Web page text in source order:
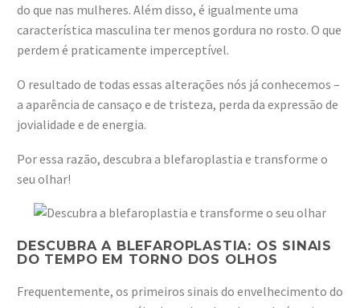
do que nas mulheres. Além disso, é igualmente uma
característica masculina ter menos gordura no rosto. O que
perdem é praticamente imperceptível.
O resultado de todas essas alterações nós já conhecemos –
a aparência de cansaço e de tristeza, perda da expressão de
jovialidade e de energia.
Por essa razão, descubra a blefaroplastia e transforme o
seu olhar!
DESCUBRA A BLEFAROPLASTIA: OS SINAIS
DO TEMPO EM TORNO DOS OLHOS
Frequentemente, os primeiros sinais do envelhecimento do